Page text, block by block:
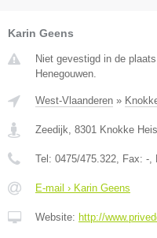
Karin Geens
Niet gevestigd in de
Henegouwen.
West-Vlaanderen »
Zeedijk 8301 Knokke
Tel: 0475/475.322 , Fax: -
E-mail › Karin Geens
Website: http://